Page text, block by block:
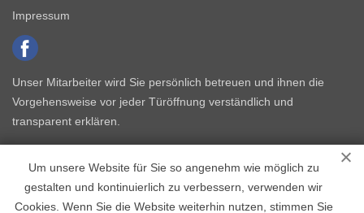
Um unsere Website für Sie so angenehm wie möglich zu
gestalten und kontinuierlich zu verbessern, verwenden wir
Cookies. Wenn Sie die Website weiterhin nutzen, stimmen Sie
Impressum
Unser Mitarbeiter wird Sie persönlich betreuen und ihnen die
Vorgehensweise vor jeder Türöffnung verständlich und
transparent erklären.